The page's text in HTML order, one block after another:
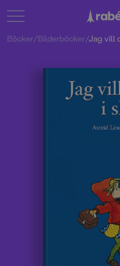
Böcker/Bilderböcker/Jag vill